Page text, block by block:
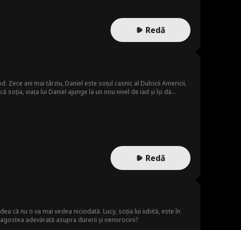
Redă
Zece ani mai târziu, Daniel este soțul casnic al Dulcicii Americii,
viața lui Daniel ajunge la un nou nivel de iad și își dă
Redă
că nu o va mai vedea niciodată. Lucy, soția lui iubită, este în
adevărată asupra durerii și nenorocirii?